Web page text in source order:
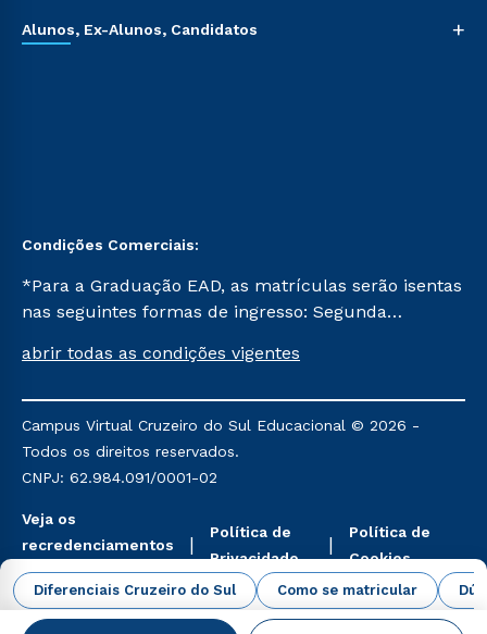
Diferenciais Cruzeiro do Sul Como se matricular
Alunos, Ex-Alunos, Candidatos +
Condições Comerciais:
*Para a Graduação EAD, as matrículas serão isentas
nas seguintes formas de ingresso: Segunda
Já para as demais, a taxa de matrícula será de R$
mencionadas são referentes aos cursos: Ensino
Religioso, Geografia para a Docência e Metodologia
do Ensino de História: Questões Atuais.
abrir todas as condições vigentes
Campus Virtual Cruzeiro do Sul Educacional © 2026 -
Todos os direitos reservados.
CNPJ: 62.984.091/0001-02
Veja os
recredenciamentos
aqui
Política de
Privacidade
Política de
Cookies